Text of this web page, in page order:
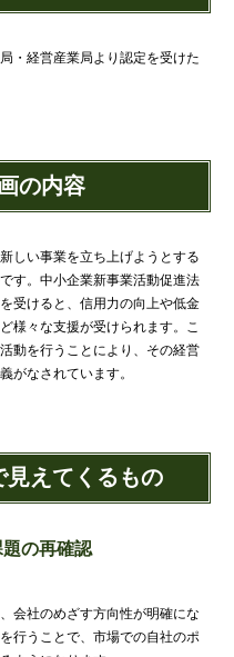
てくるもの
いて
ト
営
・経営産業局より認定を受けた
の内容
しい事業を立ち上げようとする
す。中小企業新事業活動促進法
受けると、信用力の向上や低金
様々な支援が受けられます。こ
動を行うことにより、その経営
がなされています。
見えてくるもの
の再確認
会社のめざす方向性が明確にな
行うことで、市場での自社のポ